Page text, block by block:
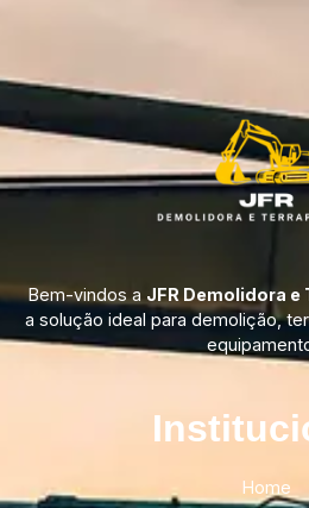
Bem-vindos a JFR Demolidora e
a solução ideal para demolição,
Home